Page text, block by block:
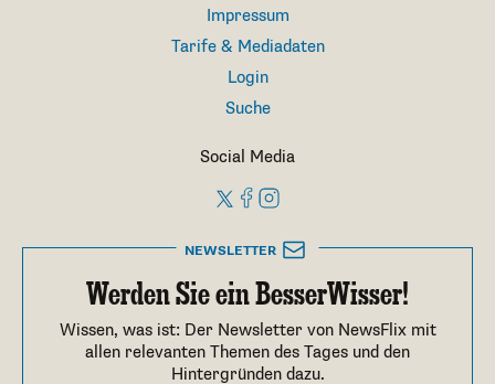
Impressum
Tarife & Mediadaten
Login
Suche
Social Media
NEWSLETTER
Werden Sie ein BesserWisser!
Wissen, was ist: Der Newsletter von NewsFlix mit
allen relevanten Themen des Tages und den
Hintergründen dazu.